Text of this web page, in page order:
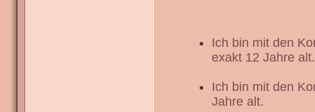
Ich bin mit den
exakt 12 Jahre alt.
Ich bin mit den
Jahre alt.